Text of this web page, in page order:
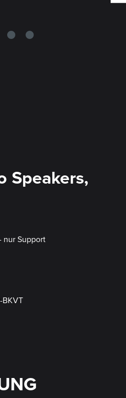
Speakers,
nur Support
BKVT